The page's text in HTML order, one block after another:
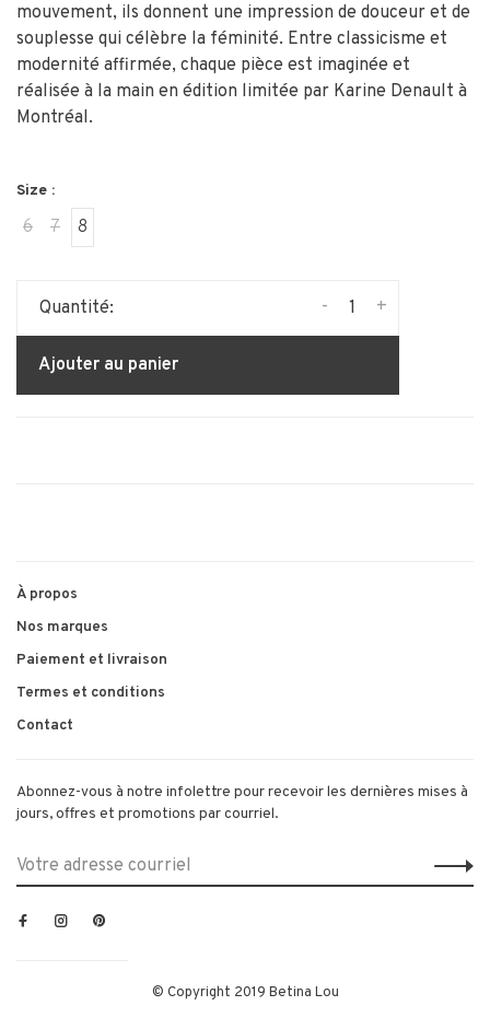
mouvement, ils donnent une impression de douceur et de
souplesse qui célèbre la féminité. Entre classicisme et
modernité affirmée, chaque pièce est imaginée et
réalisée à la main en édition limitée par Karine Denault à
Montréal.
Size :
6 7 8
Quantité: +
-
Ajouter au panier
À propos
Nos marques
Paiement et livraison
Termes et conditions
Contact
Abonnez-vous à notre infolettre pour recevoir les dernières mises à
jours, offres et promotions par courriel.